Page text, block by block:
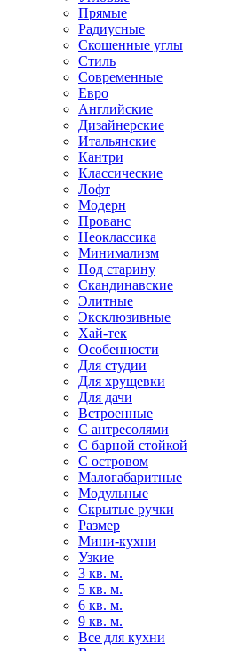
Прямые
Радиусные
Скошенные углы
Стиль
Современные
Евро
Английские
Дизайнерские
Итальянские
Кантри
Классические
Лофт
Модерн
Прованс
Неоклассика
Минимализм
Под старину
Скандинавские
Элитные
Эксклюзивные
Хай-тек
Особенности
Для студии
Для хрущевки
Для дачи
Встроенные
С антресолями
С барной стойкой
С островом
Малогабаритные
Модульные
Скрытые ручки
Размер
Мини-кухни
Узкие
3 кв. м.
5 кв. м.
6 кв. м.
9 кв. м.
Все для кухни